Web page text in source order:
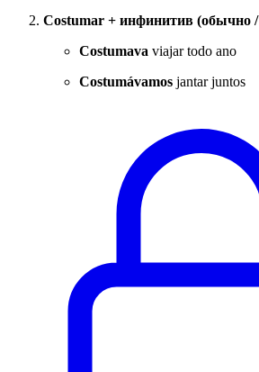
Costumar + инфинитив (обычно
Costumava viajar todo ano
Costumávamos jantar juntos